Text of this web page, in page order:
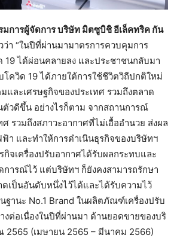
มการผู้จัดการ บริษัท มิตซูบิชิ อีเล็คทริค กัน
ว่า “ในปีที่ผ่านมามาตรการควบคุมการ
19 ได้ผ่อนคลายลง และประชาชนกลับมา
โควิด 19 ได้ภายใต้การใช้ชีวิตวิถีปกติใหม่
และเศรษฐกิจของประเทศ รวมถึงตลาด
ตัวดีขึ้น อย่างไรก็ตาม จากสถานการณ์
ศ รวมถึงสภาวะอากาศที่ไม่เอื้ออำนวย ส่งผล
า และทำให้การดำเนินธุรกิจของบริษัทฯ
กิจเครื่องปรับอากาศได้รับผลกระทบและ
การณ์ไว้ แต่บริษัทฯ ก็ยังคงสามารถรักษา
ดเป็นอันดับหนึ่งไว้ได้และได้รับความไว้
ฐานะ No.1 Brand ในผลิตภัณฑ์เครื่องปรับ
งต่อเนื่องในปีที่ผ่านมา ด้านยอดขายของบริ
2565 (เมษายน 2565 – มีนาคม 2566)